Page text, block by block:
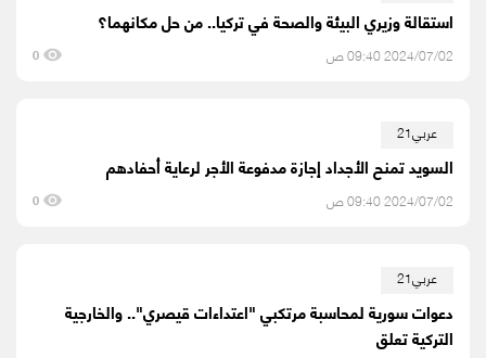
استقالة وزيري البيئة والصحة في تركيا.. من حل مكانهما؟
2024/07/02 09:40 ص 0
عربي21
السويد تمنح الأجداد إجازة مدفوعة الأجر لرعاية أحفادهم
2024/07/02 09:40 ص 0
عربي21
دعوات سورية لمحاسبة مرتكبي "اعتداءات قيصري".. والخارجية
التركية تعلق